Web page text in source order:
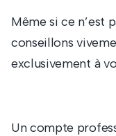
Même si ce n’est
conseillons
exclusivement à
Un compte